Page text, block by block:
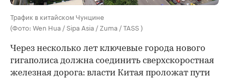
Трафик в китайском Чунцине
(Фото: Wen Hua / Sipa Asia / Zuma / TASS )
Через несколько лет ключевые города нового
гигаполиса должна соединить сверхскоростная
железная дорога: власти Китая проложат пути